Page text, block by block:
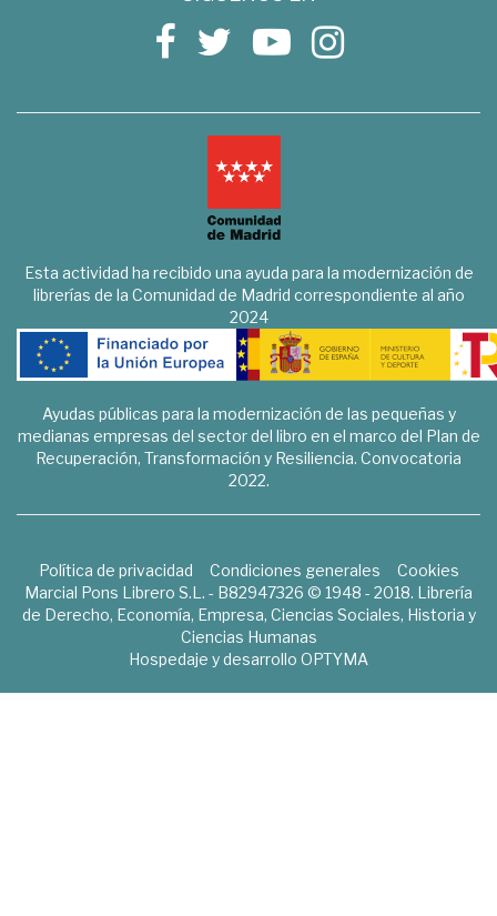
Esta actividad ha recibido una ayuda para la modernización de
librerías de la Comunidad de Madrid correspondiente al año
2024
Ayudas públicas para la modernización de las pequeñas y
medianas empresas del sector del libro en el marco del Plan de
Recuperación, Transformación y Resiliencia. Convocatoria
2022.
Política de privacidad Condiciones generales
Cookies
Marcial Pons Librero S.L. - B82947326 © 1948 - 2018. Librería
de Derecho, Economía, Empresa, Ciencias Sociales, Historia y
Ciencias Humanas
Hospedaje y desarrollo OPTYMA